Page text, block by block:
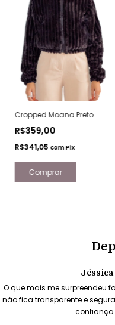
Cropped Moana Preto
R$359,00
R$341,05 comPix
Comprar
O que mais me surpreendeu
não fica transparente e
confiança